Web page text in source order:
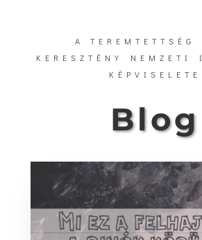
A TEREMTETTSÉG
KERESZTÉNY NEMZETI
KÉPVISELETE
Blog